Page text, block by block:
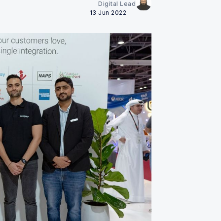
Digital Lead
13 Jun 2022